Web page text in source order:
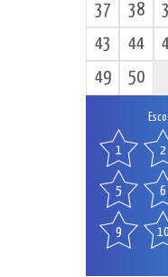
37
38
43
44
49
50
1 2
5 6
9 10